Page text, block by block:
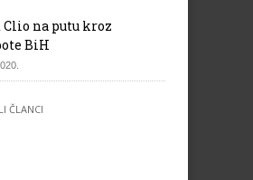
na putu kroz
BiH
ČLANCI